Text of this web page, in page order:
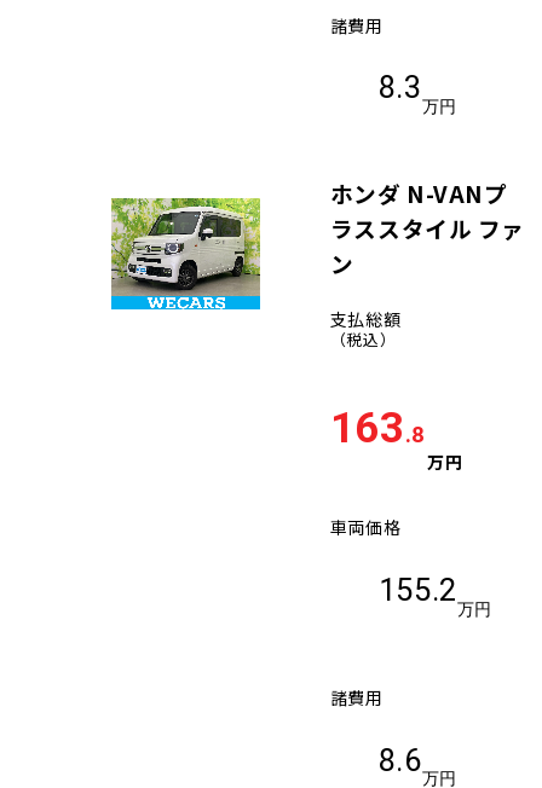
諸費用
8.3
万円
ホンダ N-VANプ
ラススタイル ファ
ン
支払総額
（税込）
163.8
万円
車両価格
155.2
万円
諸費用
8.6
万円